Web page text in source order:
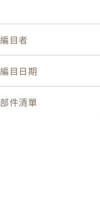
編目者
編目日期
部件清單